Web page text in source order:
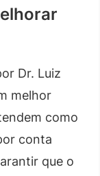
Dr. Luiz
melhor
como
conta
que o